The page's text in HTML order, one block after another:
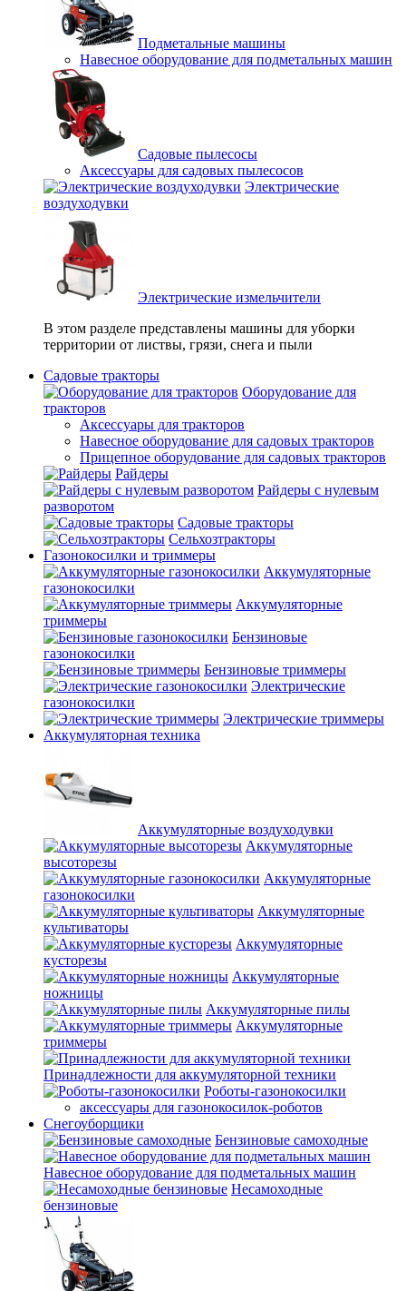
Подметальные машины
Навесное оборудование для подметальных машин
Садовые пылесосы
Аксессуары для садовых пылесосов
Электрические
воздуходувки
Электрические измельчители
В этом разделе представлены машины для уборки
территории от листвы, грязи, снега и пыли
Садовые тракторы
Оборудование для
тракторов
Аксессуары для тракторов
Навесное оборудование для садовых тракторов
Прицепное оборудование для садовых тракторов
Райдеры
Райдеры с нулевым
разворотом
Садовые тракторы
Сельхозтракторы
Газонокосилки и триммеры
Аккумуляторные
газонокосилки
Аккумуляторные
триммеры
Бензиновые
газонокосилки
Бензиновые триммеры
Электрические
газонокосилки
Электрические триммеры
Аккумуляторная техника
Аккумуляторные воздуходувки
Аккумуляторные
высоторезы
Аккумуляторные
газонокосилки
Аккумуляторные
культиваторы
Аккумуляторные
кусторезы
Аккумуляторные
ножницы
Аккумуляторные пилы
Аккумуляторные
триммеры
Принадлежности для аккумуляторной техники
Роботы-газонокосилки
аксессуары для газонокосилок-роботов
Снегоуборщики
Бензиновые самоходные
Навесное оборудование для подметальных машин
Несамоходные
бензиновые